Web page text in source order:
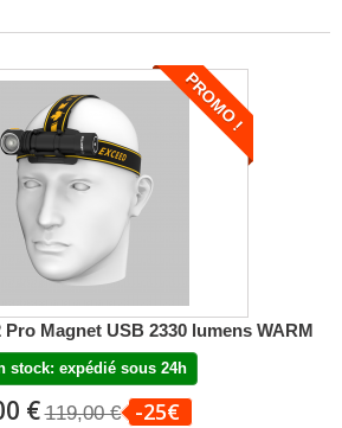
PROMO !
Magnet USB 2330 lumens WARM
stock: expédié sous 24h
€ 119,00 € -25€